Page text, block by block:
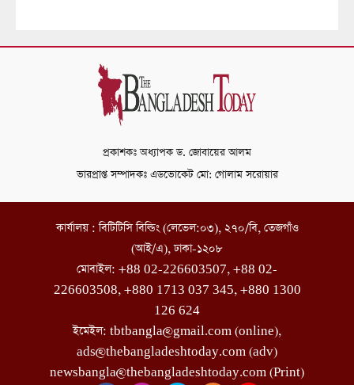
প্রকাশকঃ অধ্যাপক ড. জোবায়ের আলম
ভারপ্রাপ্ত সম্পাদকঃ এডভোকেট মো: গোলাম সরোয়ার
কার্যালয় : বিটিটিসি বিল্ডিং (লেভেল:০৩), ২৭০/বি, তেজগাঁও
(আই/এ), ঢাকা-১২০৮
মোবাইল: +88 02-226603507, +88 02-
226603508, +880 1713 037 345, +880 1300
126 624
ইমেইল: tbtbangla@gmail.com (online),
ads@thebangladeshtoday.com (adv)
newsbangla@thebangladeshtoday.com (Print)